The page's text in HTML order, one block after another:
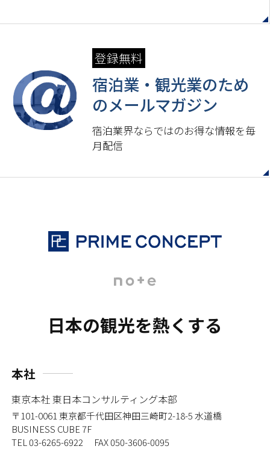
登録無料
宿泊業・観光業のため
のメールマガジン
宿泊業界ならではのお得な情報を毎
月配信
日本の観光を熱くする
本社
東京本社 東日本コンサルティング本部
〒101-0061 東京都千代田区神田三崎町2-18-5 水道橋
BUSINESS CUBE 7F
TEL 03-6265-6922 FAX 050-3606-0095